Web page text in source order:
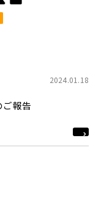
2024.01.18
ご報告